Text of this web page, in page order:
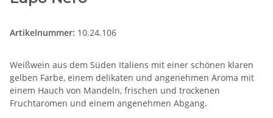
Artikelnummer: 10.24.106
Weißwein aus dem Süden Italiens mit einer schönen klaren
gelben Farbe, einem delikaten und angenehmen Aroma mit
einem Hauch von Mandeln, frischen und trockenen
Fruchtaromen und einem angenehmen Abgang.